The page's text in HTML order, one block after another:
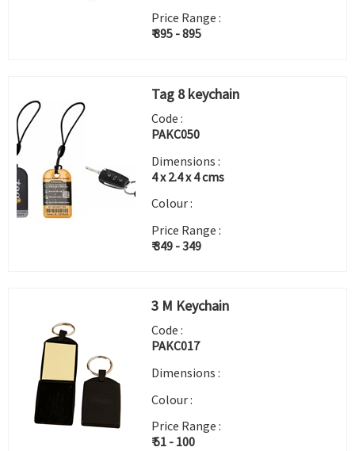
Price Range :
₹ 895 - 895
Tag 8 keychain
Code :
PAKC050
Dimensions :
4 x 2.4 x 4 cms
Colour :
Price Range :
₹ 349 - 349
3 M Keychain
Code :
PAKC017
Dimensions :
Colour :
Price Range :
₹ 51 - 100